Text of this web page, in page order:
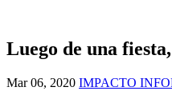
Luego de una
Mar 06, 2020 IMPACTO